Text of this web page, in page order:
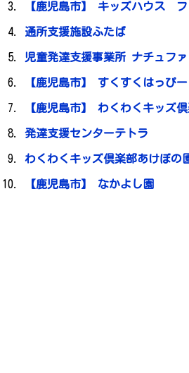
【鹿児島市】 キッズハウス フ
通所支援施設ふたば
児童発達支援事業所 ナチュファ
【鹿児島市】 すくすくはっぴー
【鹿児島市】 わくわくキッズ
発達支援センターテトラ
わくわくキッズ倶楽部あけぼの
【鹿児島市】 なかよし園